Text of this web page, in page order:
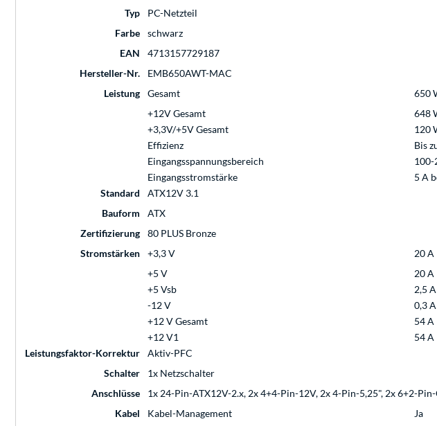
Typ
PC-Netzteil
Farbe
schwarz
EAN
4713157729187
Hersteller-Nr.
EMB650AWT-MAC
Leistung
Gesamt
650
+12V Gesamt
648
+3,3V/+5V Gesamt
120
Effizienz
Bis
Eingangsspannungsbereich
100-
Eingangsstromstärke
5 A
Standard
ATX12V 3.1
Bauform
ATX
Zertifizierung
80 PLUS Bronze
Stromstärken
+3,3 V
20 A
+5 V
20 A
+5 Vsb
2,5 A
-12 V
0,3 A
+12 V Gesamt
54 A
+12 V1
54 A
Leistungsfaktor-Korrektur
Aktiv-PFC
Schalter
1x Netzschalter
Anschlüsse
1x 24-Pin-ATX12V-2.x, 2x 4+4-Pin-12V, 2x 4-Pin-5,25", 2x 6+2-
Kabel
Kabel-Management
Ja